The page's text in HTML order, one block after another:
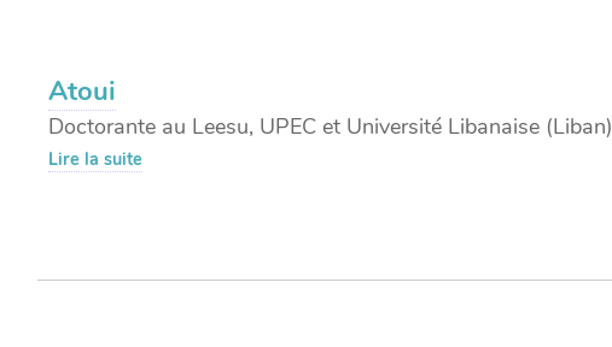
Atoui
Doctorante au Leesu, UPEC et Université Libanaise (Liban)
Lire la suite